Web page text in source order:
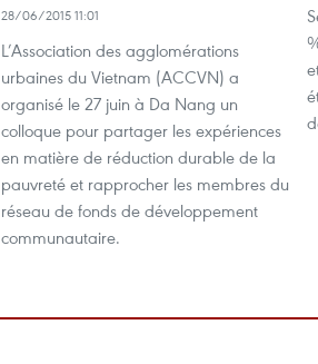
28/06/2015 11:01
L’Association des agglomérations
urbaines du Vietnam (ACCVN) a
organisé le 27 juin à Da Nang un
colloque pour partager les expériences
en matière de réduction durable de la
pauvreté et rapprocher les membres du
réseau de fonds de développement
communautaire.